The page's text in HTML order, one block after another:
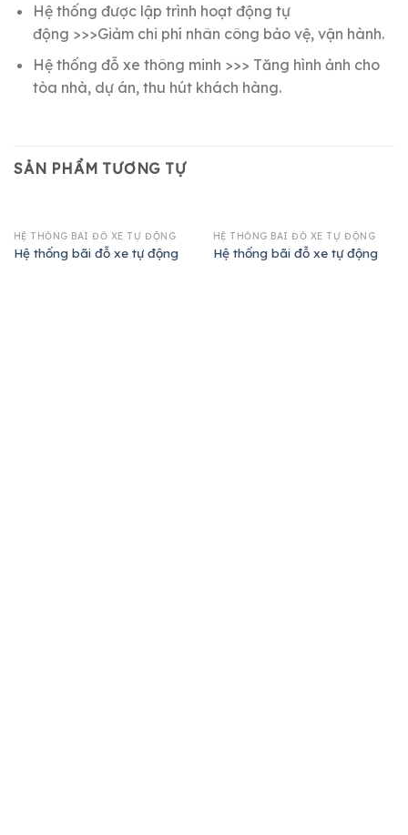
Hệ thống được lập trình hoạt động tự
động >>>Giảm chi phí nhân công bảo vệ, vận hành.
Hệ thống đỗ xe thông minh >>> Tăng hình ảnh cho
tòa nhà, dự án, thu hút khách hàng.
SẢN PHẨM TƯƠNG TỰ
HỆ THỐNG BÃI ĐỖ XE TỰ ĐỘNG
Hệ thống bãi đỗ xe tự động
HỆ THỐNG BÃI ĐỖ XE TỰ ĐỘNG
Hệ thống bãi đỗ xe tự động